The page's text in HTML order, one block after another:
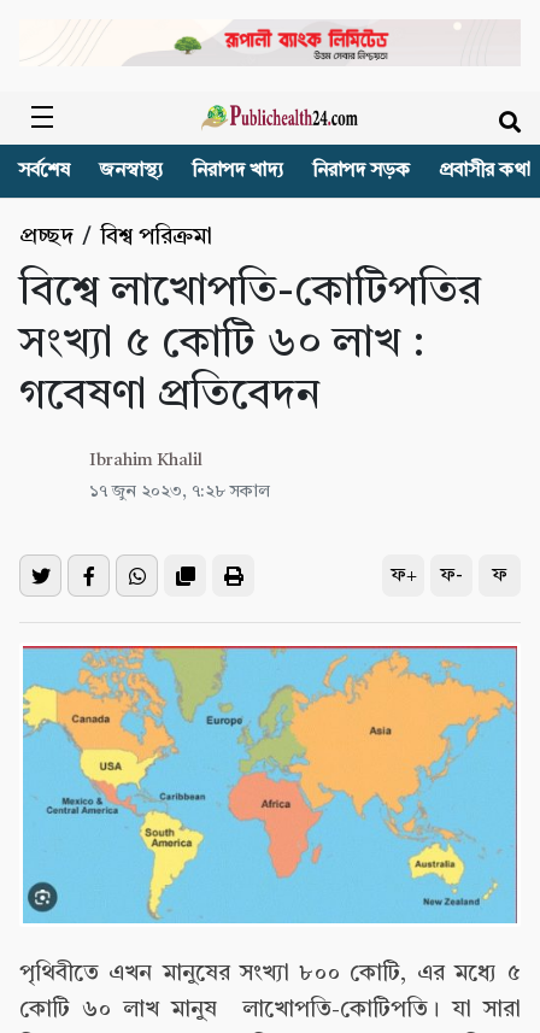
সর্বশেষ জনস্বাস্থ্য নিরাপদ খাদ্য নিরাপদ সড়ক প্রবাসীর কথা
প্রচ্ছদ /বিশ্ব পরিক্রমা
বিশ্বে লাখোপতি-কোটিপতির
সংখ্যা ৫ কোটি ৬০ লাখ :
গবেষণা প্রতিবেদন
Ibrahim Khalil
১৭ জুন ২০২৩, ৭:২৮ সকাল
ফ+ ফ- ফ
পৃথিবীতে এখন মানুষের সংখ্যা ৮০০ কোটি, এর মধ্যে ৫
কোটি ৬০ লাখ মানুষ লাখোপতি-কোটিপতি। যা সারা